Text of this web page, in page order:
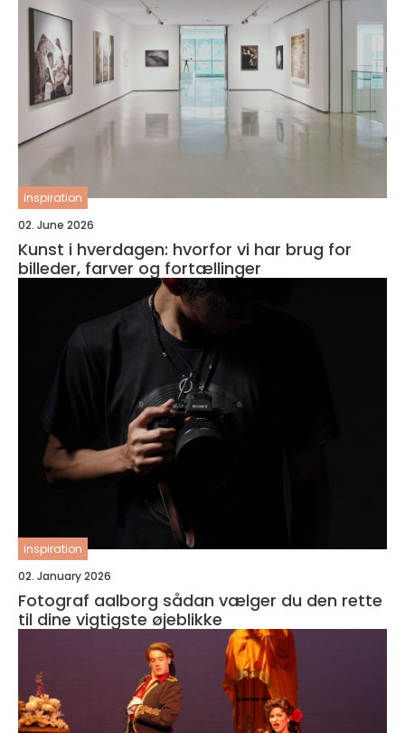
inspiration
02. June 2026
Kunst i hverdagen: hvorfor vi har brug for
billeder, farver og fortællinger
inspiration
02. January 2026
Fotograf aalborg sådan vælger du den rette
til dine vigtigste øjeblikke